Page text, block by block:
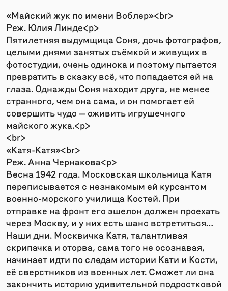
«Майский жук по имени Воблер»<br>
Реж. Юлия Линде<p>
Пятилетняя выдумщица Соня, дочь фотографов,
целыми днями занятых съёмкой и живущих в
фотостудии, очень одинока и поэтому пытается
превратить в сказку всё, что попадается ей на
глаза. Однажды Соня находит друга, не менее
странного, чем она сама, и он помогает ей
совершить чудо — оживить игрушечного
майского жука.<p>
<br>
«Катя-Катя»<br>
Реж. Анна Чернакова<p>
Весна 1942 года. Московская школьница Катя
переписывается с незнакомым ей курсантом
военно-морского училища Костей. При
отправке на фронт его эшелон должен проехать
через Москву, и у них есть шанс встретиться…
Наши дни. Москвичка Катя, талантливая
скрипачка и оторва, сама того не осознавая,
начинает идти по следам истории Кати и Кости,
её сверстников из военных лет. Сможет ли она
закончить историю удивительной подростковой